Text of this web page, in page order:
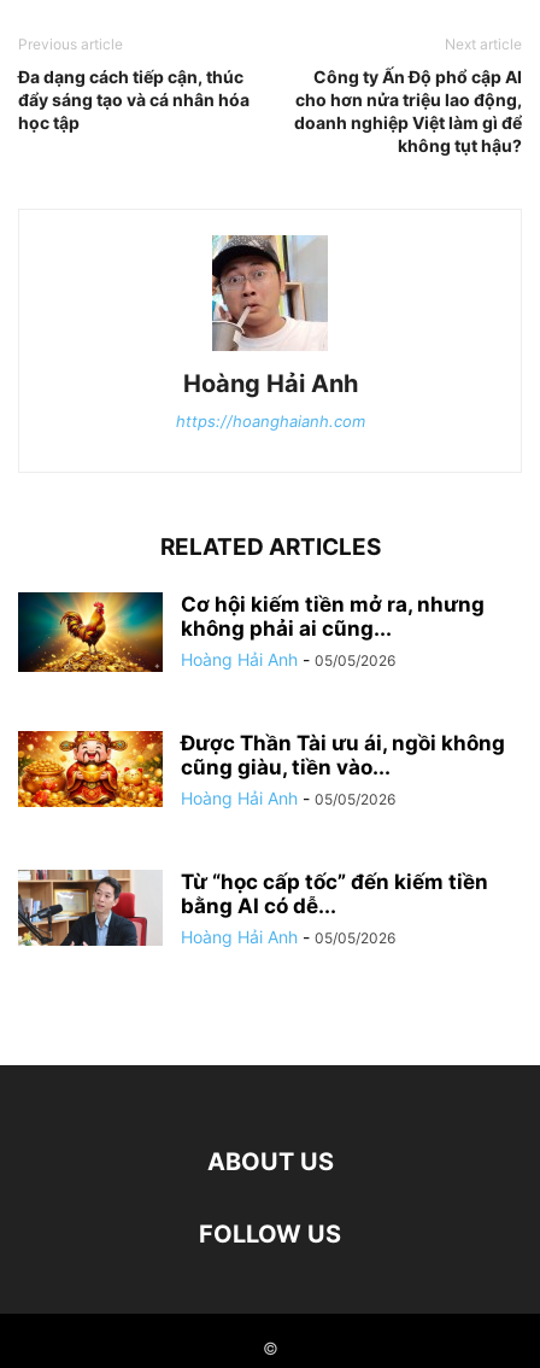
Previous article
Đa dạng cách tiếp cận, thúc
đẩy sáng tạo và cá nhân hóa
học tập
Next article
Công ty Ấn Độ phổ cập AI
cho hơn nửa triệu lao động,
doanh nghiệp Việt làm gì để
không tụt hậu?
Hoàng Hải Anh
https://hoanghaianh.com
RELATED ARTICLES
Cơ hội kiếm tiền mở ra, nhưng
không phải ai cũng...
Hoàng Hải Anh - 05/05/2026
Được Thần Tài ưu ái, ngồi không
cũng giàu, tiền vào...
Hoàng Hải Anh - 05/05/2026
Từ “học cấp tốc” đến kiếm tiền
bằng AI có dễ...
Hoàng Hải Anh - 05/05/2026
ABOUT US
FOLLOW US
©